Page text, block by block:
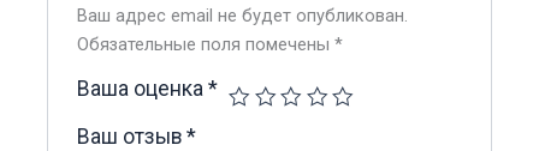
Ваш адрес email не будет опубликован.
Обязательные поля помечены*
Ваша оценка*
Ваш отзыв*